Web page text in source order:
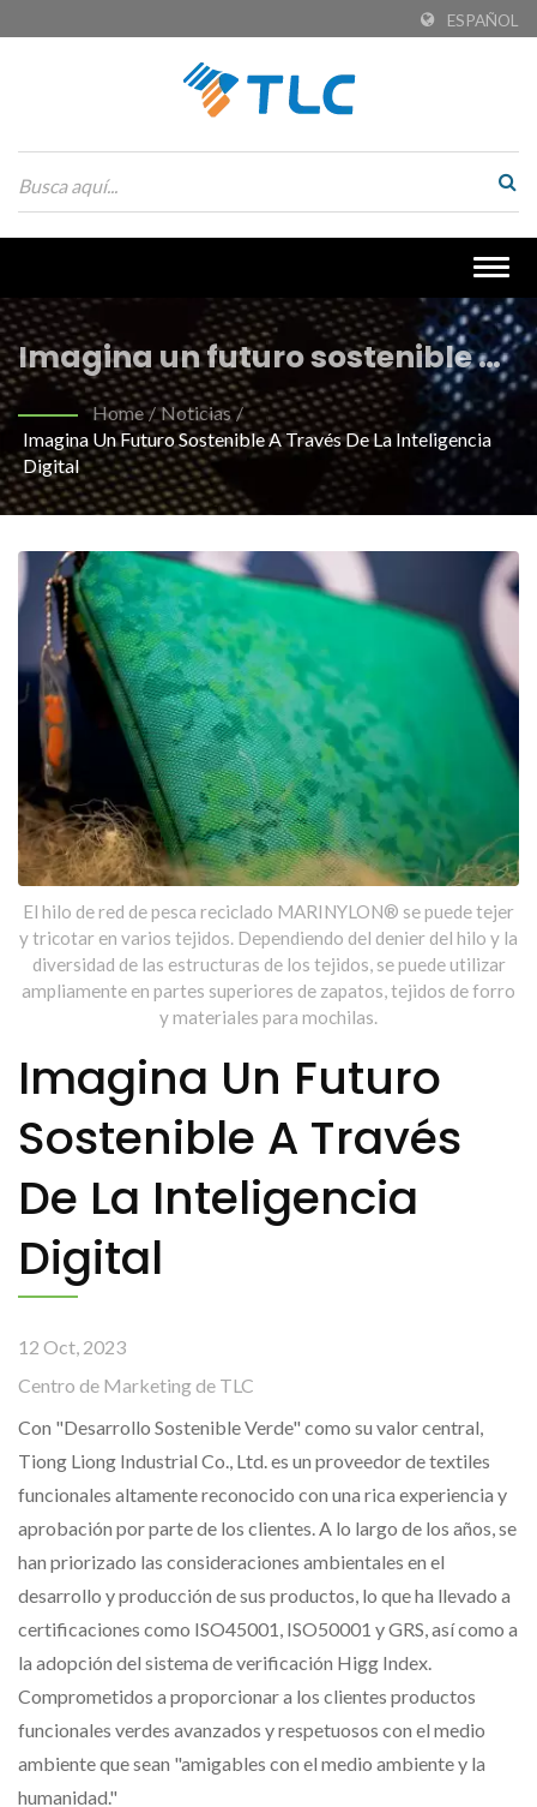
ESPAÑOL
Imagina un futuro sostenible a
través de la inteligencia digital
| Tejidos de PET reciclado
ecológicos para textiles
sostenibles | Tiong Liong / TLC
Home / Noticias /
Imagina Un Futuro Sostenible A Través De La Inteligencia
Digital
El hilo de red de pesca reciclado MARINYLON® se puede tejer
y tricotar en varios tejidos. Dependiendo del denier del hilo y la
diversidad de las estructuras de los tejidos, se puede utilizar
ampliamente en partes superiores de zapatos, tejidos de forro
y materiales para mochilas.
Imagina Un Futuro
Sostenible A Través
De La Inteligencia
Digital
12 Oct, 2023
Centro de Marketing de TLC
Con "Desarrollo Sostenible Verde" como su valor central,
Tiong Liong Industrial Co., Ltd. es un proveedor de textiles
funcionales altamente reconocido con una rica experiencia y
aprobación por parte de los clientes. A lo largo de los años, se
han priorizado las consideraciones ambientales en el
desarrollo y producción de sus productos, lo que ha llevado a
certificaciones como ISO45001, ISO50001 y GRS, así como a
la adopción del sistema de verificación Higg Index.
Comprometidos a proporcionar a los clientes productos
funcionales verdes avanzados y respetuosos con el medio
ambiente que sean "amigables con el medio ambiente y la
humanidad."